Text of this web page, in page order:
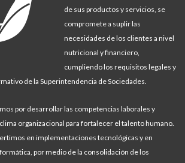
de sus productos y servicios se
compromete a suplir las
necesidades de los clientes a nivel
nutricional y financiero,
cumpliendo los requisitos legales y
de la Superintendencia de Sociedades.
por desarrollarlas competencias laborales y
organizacional para fortalecer el talento humano.
en implementaciones tecnológicas y en
por medio de la consolidación de los